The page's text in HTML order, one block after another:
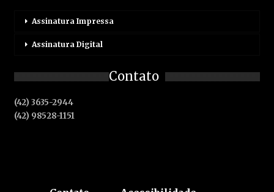
Assinatura Impressa
Assinatura Digital
Contato
(42) 3635-2944
(42) 98528-1151